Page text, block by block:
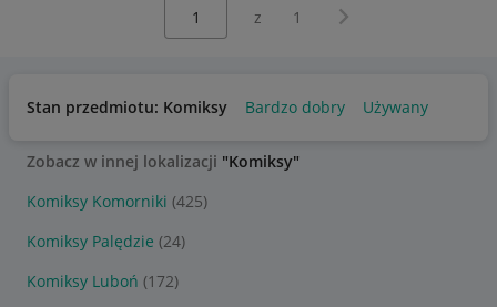
z 1 Następna strona
Stan przedmiotu: Komiksy Bardzo dobry Używany
Zobacz w innej lokalizacji "Komiksy"
Komiksy Komorniki (425)
Komiksy Palędzie (24)
Komiksy Luboń (172)